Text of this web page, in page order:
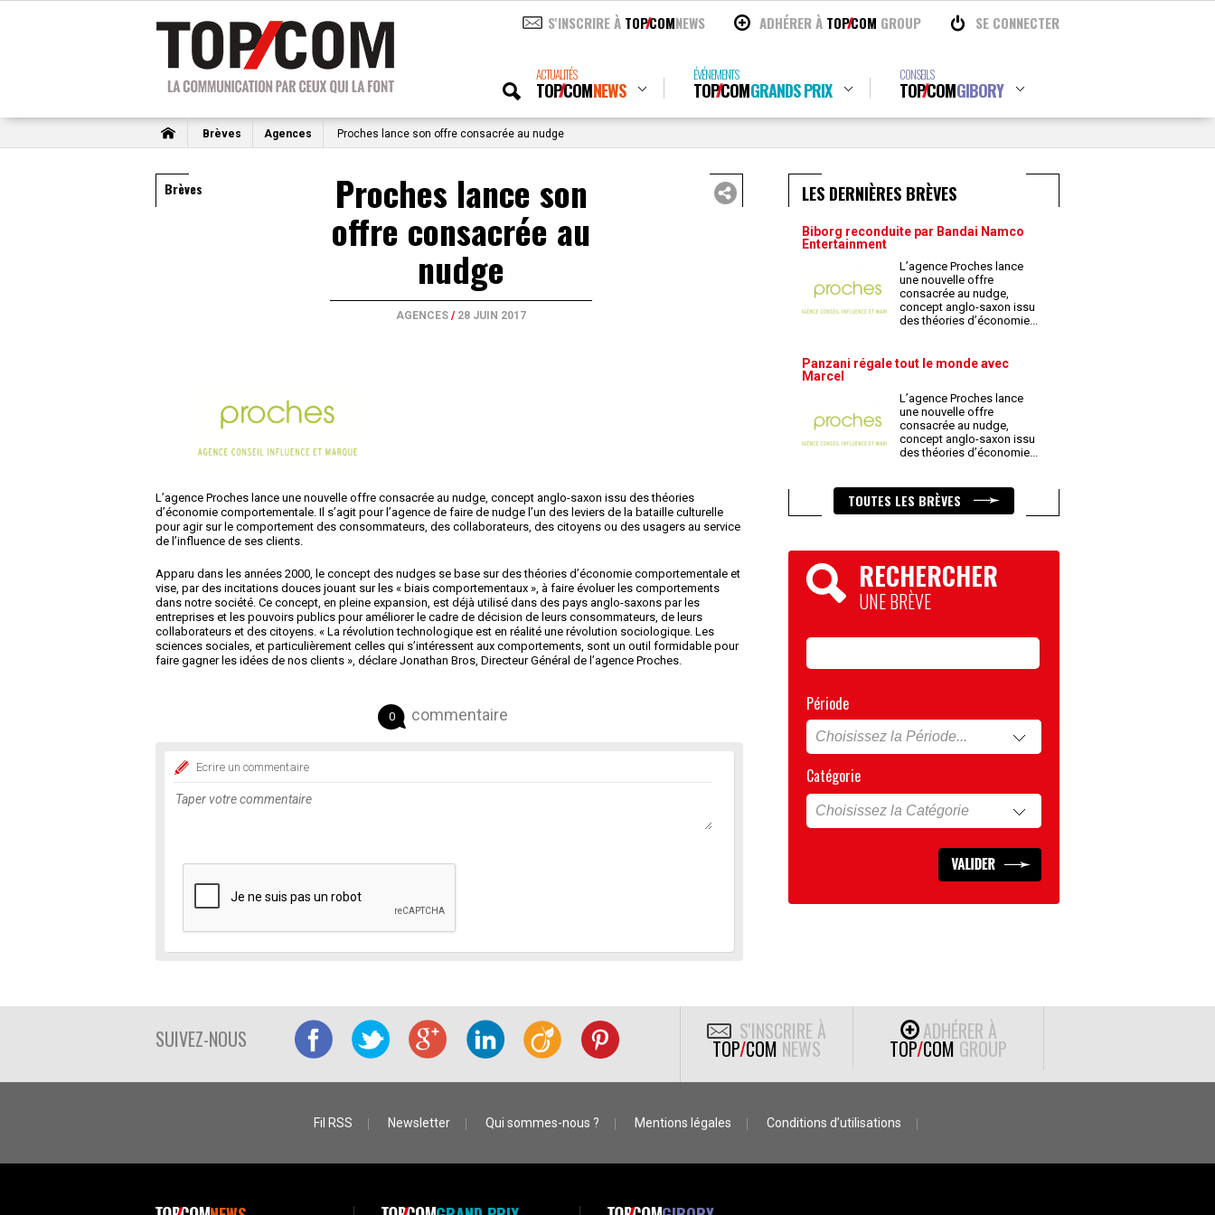
S'INSCRIRE À TOPCOMNEWS ADHÉRER À TOPCOM GROUP SE CONNECTER
ACTUALITÉS
TOPCOMNEWS
ÉVÉNEMENTS
TOPCOMGRANDS PRIX
CONSEILS
TOPCOMGIBORY
Brèves Agences Proches lance son offre consacrée au nudge
Brèves Proches lance son
offre consacrée au
nudge
AGENCES / 28 JUIN 2017
L’agence Proches lance une nouvelle offre consacrée au nudge, concept anglo-saxon issu des théories
d’économie comportementale. Il s’agit pour l’agence de faire de nudge l’un des leviers de la bataille culturelle
pour agir sur le comportement des consommateurs, des collaborateurs, des citoyens ou des usagers au service
de l’influence de ses clients.
Apparu dans les années 2000, le concept des nudges se base sur des théories d’économie comportementale et
vise, par des incitations douces jouant sur les « biais comportementaux », à faire évoluer les comportements
dans notre société. Ce concept, en pleine expansion, est déjà utilisé dans des pays anglo-saxons par les
entreprises et les pouvoirs publics pour améliorer le cadre de décision de leurs consommateurs, de leurs
collaborateurs et des citoyens. « La révolution technologique est en réalité une révolution sociologique. Les
sciences sociales, et particulièrement celles qui s’intéressent aux comportements, sont un outil formidable pour
faire gagner les idées de nos clients », déclare Jonathan Bros, Directeur Général de l’agence Proches.
0 commentaire
Ecrire un commentaire
LES DERNIÈRES BRÈVES
Biborg reconduite par Bandai Namco
Entertainment
L’agence Proches lance
une nouvelle offre
consacrée au nudge,
concept anglo-saxon issu
des théories d’économie...
Panzani régale tout le monde avec
Marcel
L’agence Proches lance
une nouvelle offre
consacrée au nudge,
concept anglo-saxon issu
des théories d’économie...
TOUTES LES BRÈVES
RECHERCHER
UNE BRÈVE
Période
Catégorie
SUIVEZ-NOUS S'INSCRIRE À
TOP/COM NEWS
ADHÉRER À
TOP/COM GROUP
Fil RSS Newsletter Qui sommes-nous ? Mentions légales Conditions d’utilisations